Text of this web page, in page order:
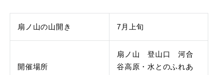
扇ノ山の山開き 7月上旬
開催場所
扇ノ山 登山口 河合
谷高原・水とのふれあ